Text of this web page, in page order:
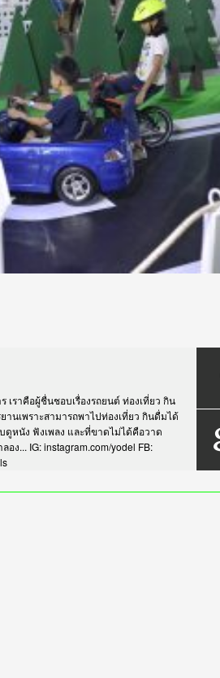
เราคือผู้ชื่นชอบเรื่องรถยนต์ ท่องเที่ยว กิน
านเพราะสามารถพาไปท่องเที่ยว กินดื่มได้
ดูหนัง ฟังเพลง และที่ขาดไม่ได้คือวาด
ง... IG: instagram.com/yodel FB: